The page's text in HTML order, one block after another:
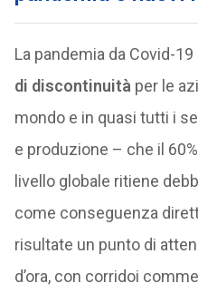
La pandemia da Covid-
di discontinuità per le
mondo e in quasi tutti i
e produzione – che il
livello globale ritiene
come conseguenza
risultate un punto di
d’ora, con corridoi